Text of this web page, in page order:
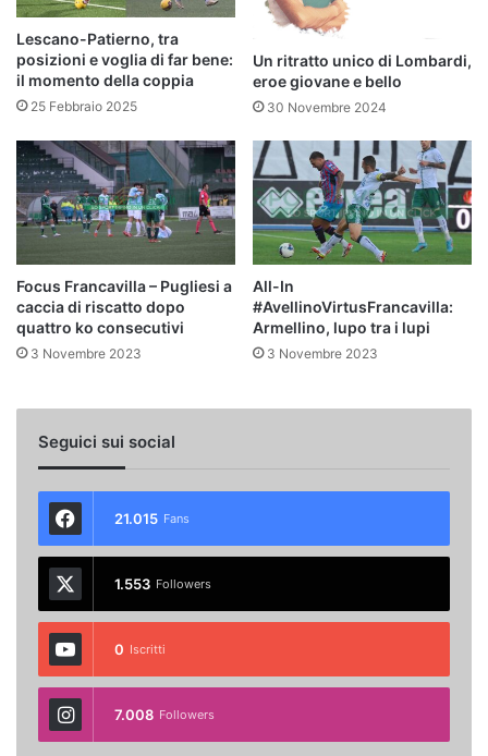
Lescano-Patierno, tra
posizioni e voglia di far bene:
il momento della coppia
25 Febbraio 2025
Un ritratto unico di Lombardi,
eroe giovane e bello
30 Novembre 2024
Focus Francavilla – Pugliesi a
caccia di riscatto dopo
quattro ko consecutivi
3 Novembre 2023
All-In
#AvellinoVirtusFrancavilla:
Armellino, lupo tra i lupi
3 Novembre 2023
Seguici sui social
21.015 Fans
1.553 Followers
0 Iscritti
7.008 Followers